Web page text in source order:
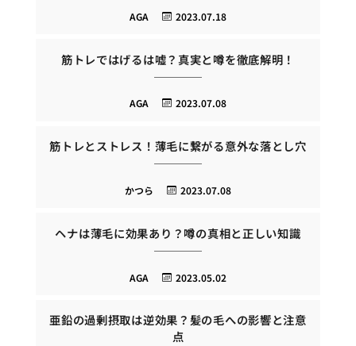
2023.07.18
AGA
筋トレではげるは嘘？真実と噂を徹底解明！
2023.07.08
AGA
筋トレとストレス！薄毛に繋がる意外な落とし穴
2023.07.08
かつら
ヘナは薄毛に効果あり？噂の真相と正しい知識
2023.05.02
AGA
亜鉛の過剰摂取は逆効果？髪の毛への影響と注意
点